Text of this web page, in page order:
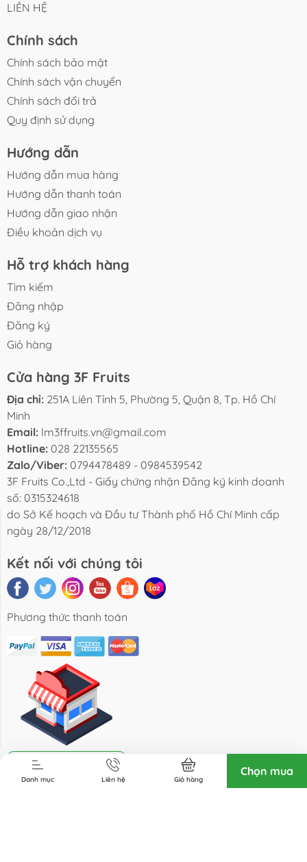
BLOG TUYỂN DỤNG
Danh mục Liên hệ Giỏ hàng
Chọn mua
LIÊN HỆ
Chính sách
Chính sách bảo mật
Chính sách vận chuyển
Chính sách đổi trả
Quy định sử dụng
Hướng dẫn
Hướng dẫn mua hàng
Hướng dẫn thanh toán
Hướng dẫn giao nhận
Điều khoản dịch vụ
Hỗ trợ khách hàng
Tìm kiếm
Đăng nhập
Đăng ký
Giỏ hàng
Cửa hàng 3F Fruits
Địa chỉ: 251A Liên Tỉnh 5, Phường 5, Quận 8, Tp. Hồ Chí
Minh
Email: lm3ffruits.vn@gmail.com
Hotline: 028 22135565
Zalo/Viber: 0794478489 - 0984539542
3F Fruits Co.,Ltd - Giấy chứng nhận Đăng ký kinh doanh
số: 0315324618
do Sở Kế hoạch và Đầu tư Thành phố Hồ Chí Minh cấp
ngày 28/12/2018
Kết nối với chúng tôi
Phương thức thanh toán
Địa chỉ cửa hàng